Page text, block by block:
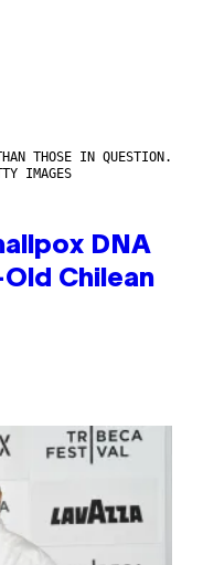
THOSE IN QUESTION.
IMAGES
DNA
Chilean